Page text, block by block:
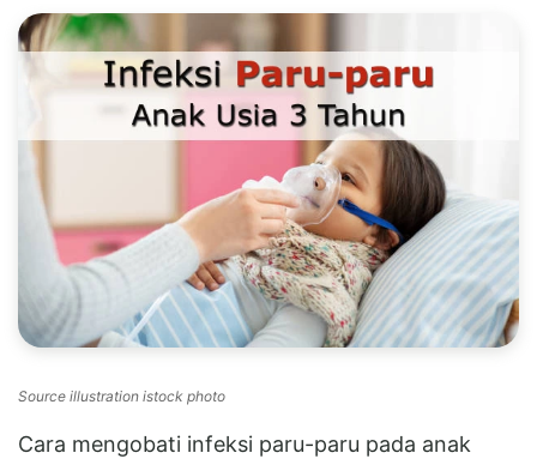
Source illustration istock photo
Cara mengobati infeksi paru-paru pada anak